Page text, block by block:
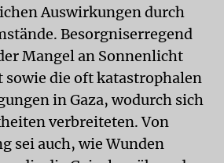
Auswirkungen durch
Besorgniserregend
Mangel an Sonnenlicht
die oft katastrophalen
in Gaza, wodurch sich
verbreiteten. Von
sei auch, wie Wunden